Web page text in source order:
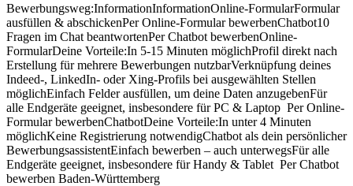
Bewerbungsweg:InformationInformationOnline-FormularFormular
ausfüllen & abschickenPer Online-Formular bewerbenChatbot10
Fragen im Chat beantwortenPer Chatbot bewerbenOnline-
FormularDeine Vorteile:In 5-15 Minuten möglichProfil direkt nach
Erstellung für mehrere Bewerbungen nutzbarVerknüpfung deines
Indeed-, LinkedIn- oder Xing-Profils bei ausgewählten Stellen
möglichEinfach Felder ausfüllen, um deine Daten anzugebenFür
alle Endgeräte geeignet, insbesondere für PC & Laptop Per Online-
Formular bewerbenChatbotDeine Vorteile:In unter 4 Minuten
möglichKeine Registrierung notwendigChatbot als dein persönlicher
BewerbungsassistentEinfach bewerben – auch unterwegsFür alle
Endgeräte geeignet, insbesondere für Handy & Tablet Per Chatbot
bewerben Baden-Württemberg